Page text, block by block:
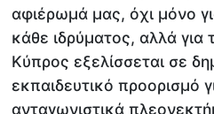
αφιέρωμά μας, όχι μόνο
κάθε ιδρύματος, αλλά για
Κύπρος εξελίσσεται σε
εκπαιδευτικό προορισμό
ανταγωνιστικά